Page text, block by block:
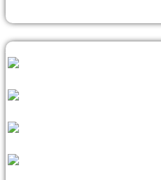
ALLES WAT U NODIG HEEFT!